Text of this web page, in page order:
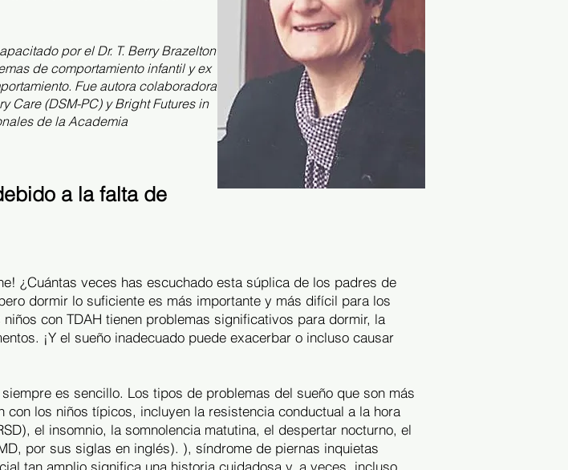
por el Dr. T. Berry Brazelton
de comportamiento infantil y ex
Fue autora colaboradora
Care (DSM-PC) y Bright Futures in
de la Academia
a la falta de
¿Cuántas veces has escuchado esta súplica de los padres de
dormir lo suficiente es más importante y más difícil para los
con TDAH tienen problemas significativos para dormir, la
¡Y el sueño inadecuado puede exacerbar o incluso causar
es sencillo. Los tipos de problemas del sueño que son más
los niños típicos, incluyen la resistencia conductual a la hora
el insomnio, la somnolencia matutina, el despertar nocturno, el
por sus siglas en inglés). ), síndrome de piernas inquietas
tan amplio significa una historia cuidadosa y, a veces, incluso